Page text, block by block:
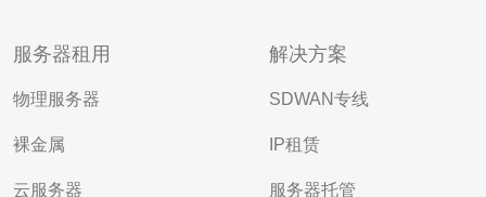
服务器租用
物理服务器
裸金属
云服务器
解决方案
SDWAN专线
IP租赁
服务器托管